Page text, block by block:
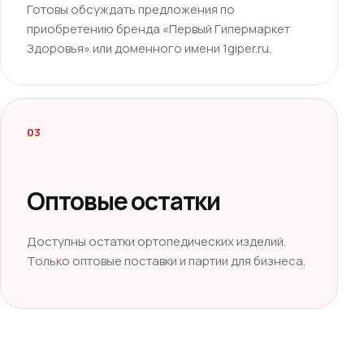
Готовы обсуждать предложения по
приобретению бренда «Первый Гипермаркет
Здоровья» или доменного имени 1giper.ru.
03
Оптовые остатки
Доступны остатки ортопедических изделий.
Только оптовые поставки и партии для бизнеса.